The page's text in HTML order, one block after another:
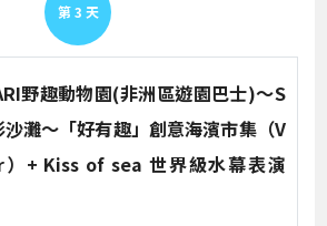
第 3 天
野趣動物園(非洲區遊園巴士)～S
灘～「好有趣」創意海濱市集（V
+ Kiss of sea 世界級水幕表演